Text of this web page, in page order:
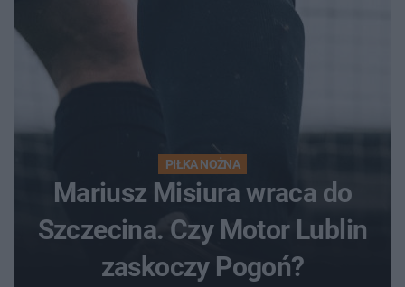
PIŁKA NOŻNA
Mariusz Misiura wraca do
Szczecina. Czy Motor Lublin
zaskoczy Pogoń?